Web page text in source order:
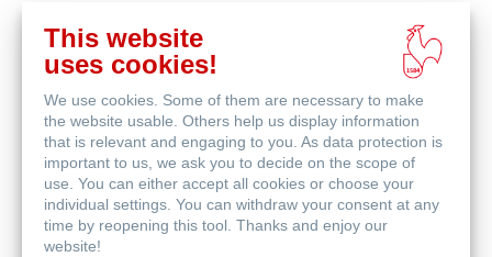
Comprar
en
línea
This website
uses cookies!
We use cookies. Some of them are necessary to make
the website usable. Others help us display information
that is relevant and engaging to you. As data protection is
important to us, we ask you to decide on the scope of
use. You can either accept all cookies or choose your
individual settings. You can withdraw your consent at any
time by reopening this tool. Thanks and enjoy our
website!